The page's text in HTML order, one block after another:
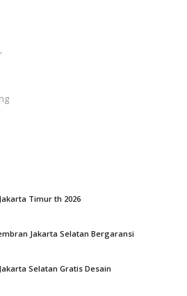
Timur th 2026
Jakarta Selatan Bergaransi
Selatan Gratis Desain